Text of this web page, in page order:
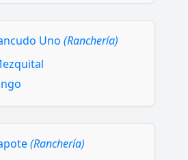
Uno (Ranchería)
(Ranchería)